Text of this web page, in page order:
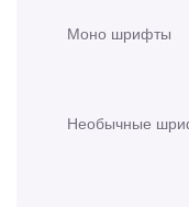
Моно шрифты
Необычные